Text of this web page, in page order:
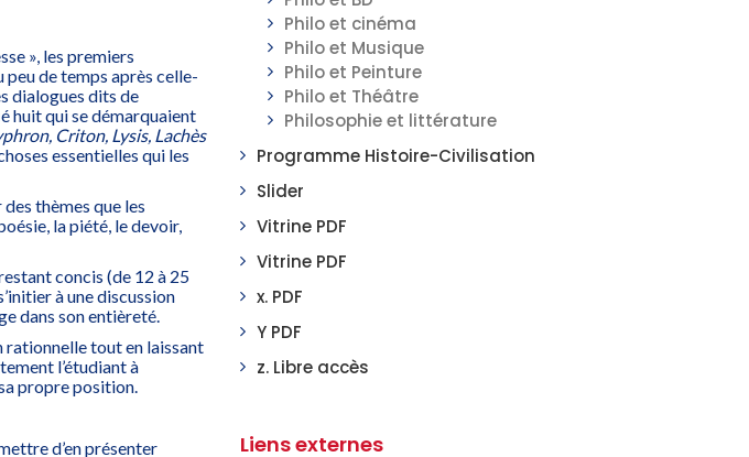
», les premiers
de temps après celle-
dialogues dits de
huit qui se démarquaient
Criton, Lysis, Lachès
essentielles qui les
thèmes que les
la piété, le devoir,
concis (de 12 à 25
à une discussion
dans son entièreté.
rationnelle tout en laissant
l’étudiant à
propre position.
d’en présenter
Philo et cinéma
Philo et Musique
Philo et Peinture
Philo et Théâtre
Philosophie et littérature
Programme Histoire-Civilisation
Slider
Vitrine PDF
Vitrine PDF
x. PDF
Y PDF
z. Libre accès
Liens externes